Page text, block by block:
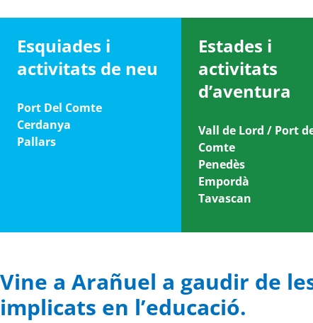
Esquiades i
activitats de neu
Port Del Comte
Cerdanya
Pallars
Estades i
activitats
d’aventura
Vall de Lord / Port
Comte
Penedès
Empordà
Tavascan
Vine a Arañuel a gaudir de
implicats en l’educació.